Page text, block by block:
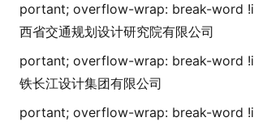
portant; overflow-wrap: break-word !i
西省交通规划设计研究院有限公司
portant; overflow-wrap: break-word !i
铁长江设计集团有限公司
portant; overflow-wrap: break-word !i